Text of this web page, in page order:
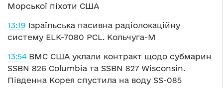
Морської піхоти США
13:19 Ізраїльська пасивна радіолокаційну
систему ELK-7080 PCL. Кольчуга-М
13:54ВМС США уклали контракт щодо субмарин
SSBN 826 Columbia та SSBN 827 Wisconsin.
Південна Корея спустила на воду SS-085